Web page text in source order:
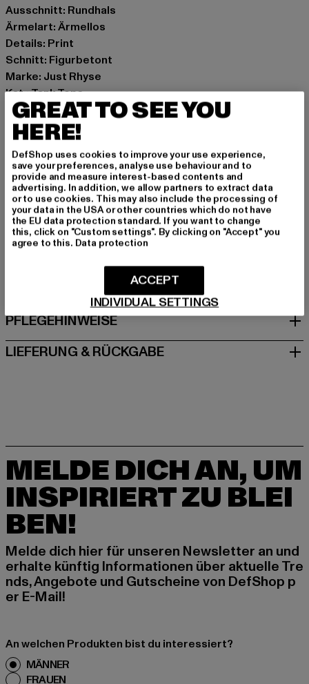
Ausschnitt: Rundhals
Ärmelart: Ärmellos
Details: Print
Schnitt: Figurbetont
Marke: Just Rhyse
Kat.: Tank Tops
Farbe: violet
Hersteller Farbe: lilac
Materialzusammensetzung: 95% Baumwolle, 5%
Elasthan
Art.Nr: JLTT215T-00145
Hersteller: TB International GmbH |info@tbint.de
Dr.-Robert-Murjahn-Straße 7 | 64372 Ober-Ramstadt |
DE
GRÖSSE & PASSFORM
PFLEGEHINWEISE
LIEFERUNG & RÜCKGABE
MELDE DICH AN, UM
INSPIRIERT ZU BLEI
BEN!
Melde dich hier für unseren Newsletter an und
erhalte künftig Informationen über aktuelle Tre
nds, Angebote und Gutscheine von DefShop p
er E-Mail!
An welchen Produkten bist du interessiert?
MÄNNER
FRAUEN
GREAT TO SEE YOU
HERE!
DefShop uses cookies to improve your use experience,
save your preferences, analyse use behaviour and to
provide and measure interest-based contents and
advertising. In addition, we allow partners to extract data
or to use cookies. This may also include the processing of
your data in the USA or other countries which do not have
the EU data protection standard. If you want to change
this, click on "Custom settings". By clicking on "Accept" you
agree to this. Data protection
INDIVIDUAL SETTINGS
ACCEPT